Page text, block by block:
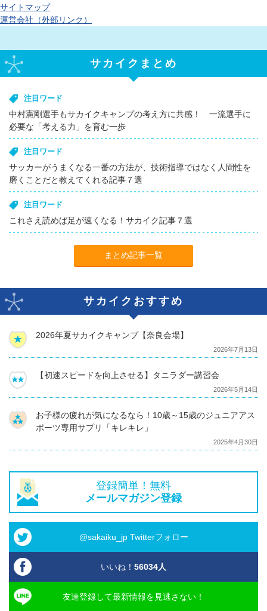
サイトマップ
運営会社（外部リンク）
サカイクまとめ
注目ワード
中村憲剛選手もサカイクキャンプの考え方に共感！ 一流選手に
必要な「考える力」を育む一歩
注目ワード
サッカーがうまくなる一番の方法が、技術指導ではなく人間性を
磨くことだと教えてくれる記事７選
注目ワード
これさえ読めば足が速くなる！サカイク記事７選
まとめ記事一覧
サカイクおすすめ
2026年夏サカイクキャンプ【奈良会場】
2026年7月13日
【初速スピードを向上させる】タニラダー講習会
2026年5月14日
お子様の疲れが気になるなら！10歳～15歳のジュニアアス
ポーツ専用サプリ「キレキレ」
2025年4月30日
登録簡単！無料
メールマガジン登録
@sakaiku_jp Twitterフォロー
いいね！ 56034人
友達登録して最新情報を見逃さない！